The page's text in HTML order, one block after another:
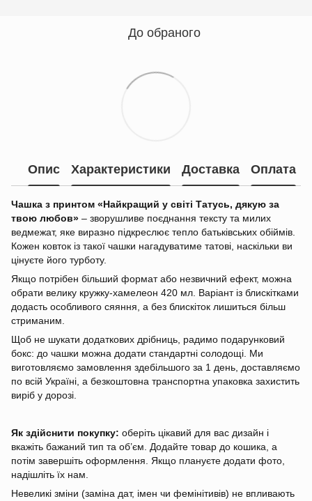
До обраного
Опис Характеристики Доставка Оплата
Чашка з принтом «Найкращий у світі Татусь, дякую за
твою любов» – зворушливе поєднання тексту та милих
ведмежат, яке виразно підкреслює тепло батьківських обіймів.
Кожен ковток із такої чашки нагадуватиме татові, наскільки ви
цінуєте його турботу.
Якщо потрібен більший формат або незвичний ефект, можна
обрати велику кружку-хамелеон 420 мл. Варіант із блискітками
додасть особливого сяяння, а без блискіток лишиться більш
стриманим.
Щоб не шукати додаткових дрібниць, радимо подарунковий
бокс: до чашки можна додати стандартні солодощі. Ми
виготовляємо замовлення здебільшого за 1 день, доставляємо
по всій Україні, а безкоштовна транспортна упаковка захистить
виріб у дорозі.
Як здійснити покупку: оберіть цікавий для вас дизайн і
вкажіть бажаний тип та об’єм. Додайте товар до кошика, а
потім завершіть оформлення. Якщо плануєте додати фото,
надішліть їх нам.
Невеликі зміни (заміна дат, імен чи фемінітивів) не впливають